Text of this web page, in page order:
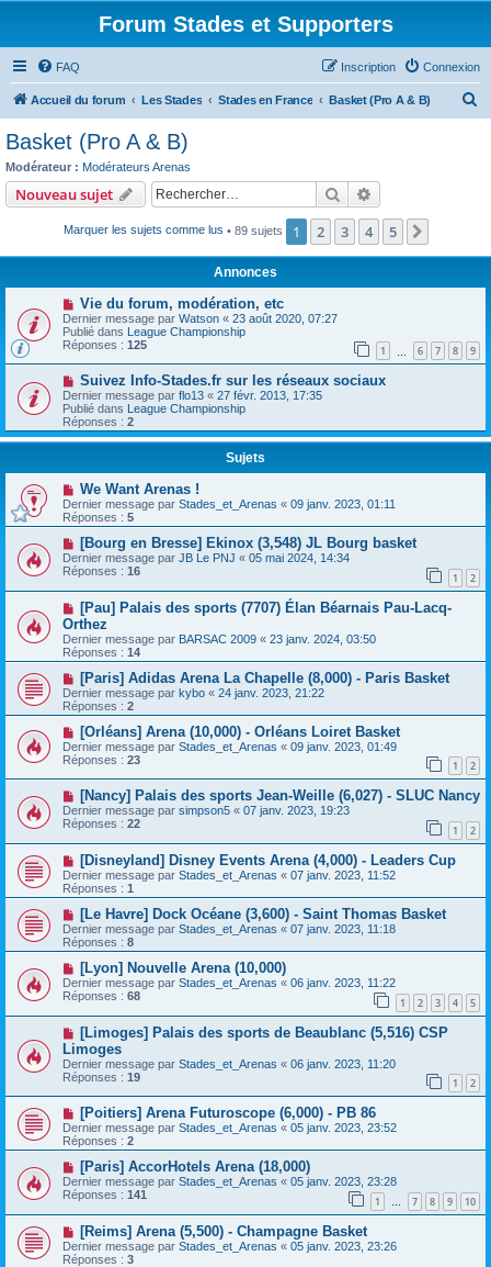
Forum Stades et Supporters
FAQ Connexion
Inscription
Accueil du forum Les Stades Stades en France Basket (Pro A & B)
c
Basket (Pro A & B)
Modérateur : Modérateurs Arenas
Nouveau sujet Rechercher
Marquer les sujets comme lus • 89 sujets 1 2 3 4 5
Annonces
Vie du forum, modération, etc
Dernier message par Watson « 23 août 2020, 07:27
Publié dans League Championship
Réponses : 125 1 6 7 8 9
Suivez Info-Stades.fr sur les réseaux sociaux
Dernier message par flo13 « 27 févr. 2013, 17:35
Publié dans League Championship
Réponses : 2
Sujets
We Want Arenas !
Dernier message par Stades_et_Arenas « 09 janv. 2023, 01:11
Réponses : 5
[Bourg en Bresse] Ekinox (3,548) JL Bourg basket
Dernier message par JB Le PNJ « 05 mai 2024, 14:34
Réponses : 16 1 2
[Pau] Palais des sports (7707) Élan Béarnais Pau-Lacq-
Orthez
Dernier message par BARSAC 2009 « 23 janv. 2024, 03:50
Réponses : 14
[Paris] Adidas Arena La Chapelle (8,000) - Paris Basket
Dernier message par kybo « 24 janv. 2023, 21:22
Réponses : 2
[Orléans] Arena (10,000) - Orléans Loiret Basket
Dernier message par Stades_et_Arenas « 09 janv. 2023, 01:49
Réponses : 23 1 2
[Nancy] Palais des sports Jean-Weille (6,027) - SLUC Nancy
Dernier message par simpson5 « 07 janv. 2023, 19:23
Réponses : 22 1 2
[Disneyland] Disney Events Arena (4,000) - Leaders Cup
Dernier message par Stades_et_Arenas « 07 janv. 2023, 11:52
Réponses : 1
[Le Havre] Dock Océane (3,600) - Saint Thomas Basket
Dernier message par Stades_et_Arenas « 07 janv. 2023, 11:18
Réponses : 8
[Lyon] Nouvelle Arena (10,000)
Dernier message par Stades_et_Arenas « 06 janv. 2023, 11:22
Réponses : 68 1 2 3 4 5
[Limoges] Palais des sports de Beaublanc (5,516) CSP
Limoges
Dernier message par Stades_et_Arenas « 06 janv. 2023, 11:20
Réponses : 19 1 2
[Poitiers] Arena Futuroscope (6,000) - PB 86
Dernier message par Stades_et_Arenas « 05 janv. 2023, 23:52
Réponses : 2
[Paris] AccorHotels Arena (18,000)
Dernier message par Stades_et_Arenas « 05 janv. 2023, 23:28
Réponses : 141 1 … 7 8 9 10
[Reims] Arena (5,500) - Champagne Basket
Dernier message par Stades_et_Arenas « 05 janv. 2023, 23:26
Réponses : 3